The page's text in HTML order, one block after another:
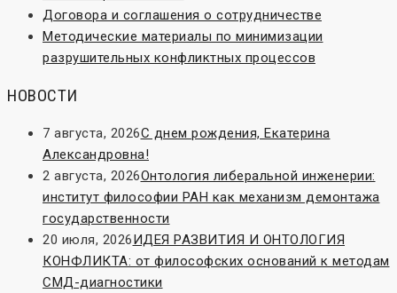
Договора и соглашения о сотрудничестве
Методические материалы по минимизации
разрушительных конфликтных процессов
НОВОСТИ
7 августа, 2026С днем рождения, Екатерина
Александровна!
2 августа, 2026Онтология либеральной инженерии:
институт философии РАН как механизм демонтажа
государственности
20 июля, 2026ИДЕЯ РАЗВИТИЯ И ОНТОЛОГИЯ
КОНФЛИКТА: от философских оснований к методам
СМД-диагностики